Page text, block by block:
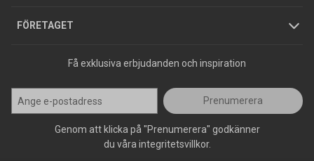
FÖRETAGET
Press
Få exklusiva erbjudanden och inspiration
Prenumerera
Genom att klicka på "Prenumerera" godkänner
du våra integritetsvillkor.